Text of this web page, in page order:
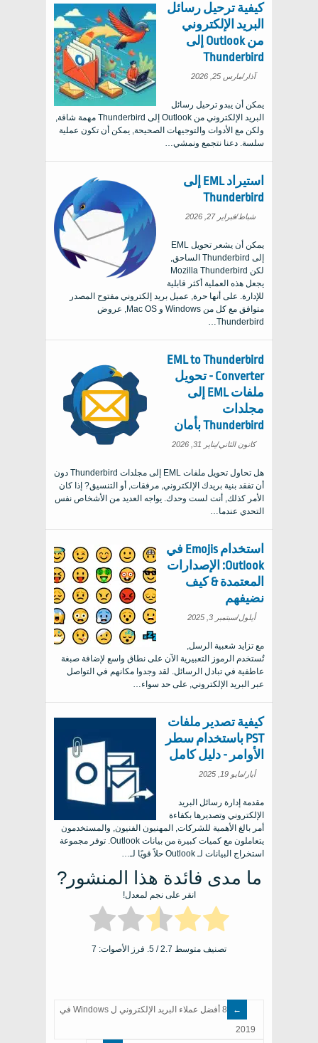
كيفية ترحيل رسائل
البريد الإلكتروني
من Outlook إلى
Thunderbird
آذار/مارس 25, 2026
يمكن أن يبدو ترحيل رسائل
البريد الإلكتروني من Outlook إلى Thunderbird مهمة شاقة,
ولكن مع الأدوات والتوجيهات الصحيحة, يمكن أن تكون عملية
سلسة. دعنا نتجمع ونمشي…
استيراد EML إلى
Thunderbird
شباط/فبراير 27, 2026
يمكن أن يشعر تحويل EML
إلى Thunderbird الساحق,
لكن Mozilla Thunderbird
يجعل هذه العملية أكثر قابلية
للإدارة. على أنها حرة, عميل بريد إلكتروني مفتوح المصدر
متوافق مع كل من Windows و Mac OS, عروض
Thunderbird…
EML to Thunderbird
Converter - تحويل
ملفات EML إلى
مجلدات
Thunderbird بأمان
كانون الثاني/يناير 31, 2026
هل تحاول تحويل ملفات EML إلى مجلدات Thunderbird دون
أن تفقد بنية بريدك الإلكتروني, مرفقات, أو التنسيق? إذا كان
الأمر كذلك, أنت لست وحدك. يواجه العديد من الأشخاص نفس
التحدي عندما…
استخدام Emojis في
Outlook: الإصدارات
المعتمدة & كيف
نضيفهم
أيلول/سبتمبر 3, 2025
مع تزايد شعبية الرسل,
تُستخدم الرموز التعبيرية الآن على نطاق واسع لإضافة صبغة
عاطفية في تبادل الرسائل. لقد وجدوا مكانهم في التواصل
عبر البريد الإلكتروني, على حد سواء…
كيفية تصدير ملفات
PST باستخدام سطر
الأوامر - دليل كامل
أيار/مايو 19, 2025
مقدمة إدارة رسائل البريد
الإلكتروني وتصديرها بكفاءة
أمر بالغ الأهمية للشركات, المهنيون الفنيون, والمستخدمون
يتعاملون مع كميات كبيرة من بيانات Outlook. توفر مجموعة
استخراج البيانات لـ Outlook حلاً قويًا لـ…
ما مدى فائدة هذا المنشور?
انقر على نجم لمعدل!
تصنيف متوسط 2.7/ 5. فرز الأصوات: 7
8 أفضل عملاء البريد الإلكتروني ل Windows في
2019